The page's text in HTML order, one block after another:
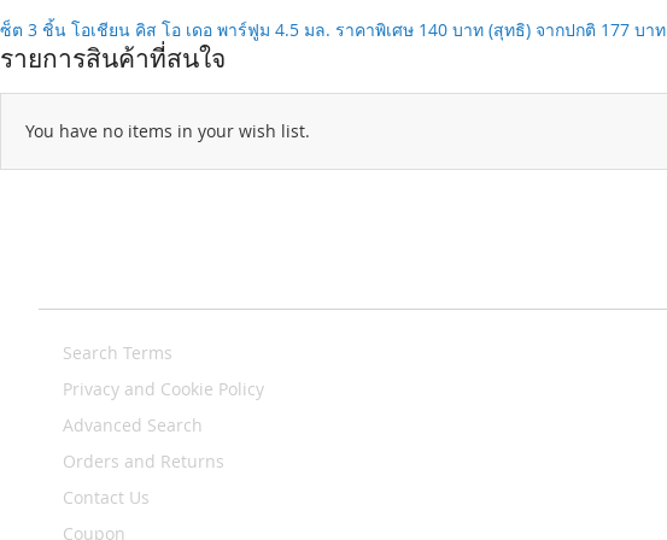
ซ็ต 3 ชิ้น โอเชียน คิส โอ เดอ พาร์ฟูม 4.5 มล. ราคาพิเศษ 140 บาท (สุทธิ) จากปกติ 177 บาท
รายการสินค้าที่สนใจ
You have no items in your wish list.
Search Terms
Privacy and Cookie Policy
Advanced Search
Orders and Returns
Contact Us
Coupon